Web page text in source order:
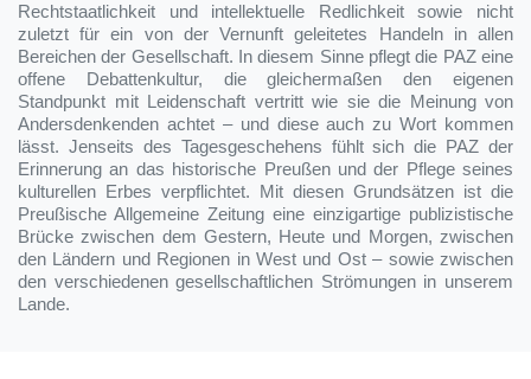
Rechtstaatlichkeit und intellektuelle Redlichkeit sowie nicht
zuletzt für ein von der Vernunft geleitetes Handeln in allen
Bereichen der Gesellschaft. In diesem Sinne pflegt die PAZ eine
offene Debattenkultur, die gleichermaßen den eigenen
Standpunkt mit Leidenschaft vertritt wie sie die Meinung von
Andersdenkenden achtet – und diese auch zu Wort kommen
lässt. Jenseits des Tagesgeschehens fühlt sich die PAZ der
Erinnerung an das historische Preußen und der Pflege seines
kulturellen Erbes verpflichtet. Mit diesen Grundsätzen ist die
Preußische Allgemeine Zeitung eine einzigartige publizistische
Brücke zwischen dem Gestern, Heute und Morgen, zwischen
den Ländern und Regionen in West und Ost – sowie zwischen
den verschiedenen gesellschaftlichen Strömungen in unserem
Lande.